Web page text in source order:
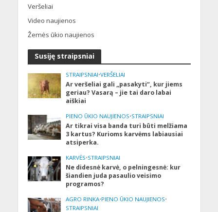
Veršeliai
Video naujienos
Žemės ūkio naujienos
Susiję straipsniai
STRAIPSNIAI•VERŠELIAI
Ar veršeliai gali „pasakyti“, kur jiems
geriau? Vasarą – jie tai daro labai
aiškiai
PIENO ŪKIO NAUJIENOS•STRAIPSNIAI
Ar tikrai visa banda turi būti melžiama
3 kartus? Kurioms karvėms labiausiai
atsiperka.
KARVĖS•STRAIPSNIAI
Ne didesnė karvė, o pelningesnė: kur
šiandien juda pasaulio veisimo
programos?
AGRO RINKA•PIENO ŪKIO NAUJIENOS•
STRAIPSNIAI